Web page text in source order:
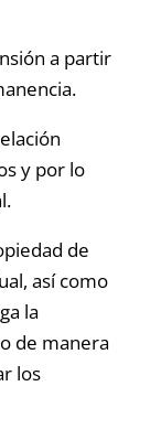
a partir
y por lo
de
así como
la
de manera
los